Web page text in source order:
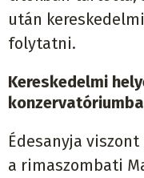
után
folytatni.
Kereskedelmi
konzervatóriumba
Édesanyja
a rimaszombati